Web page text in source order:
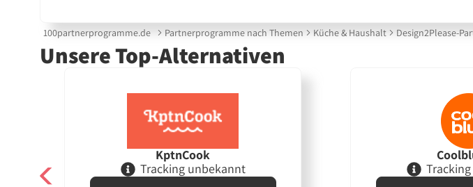
100partnerprogramme.de Partnerprogramme nach Themen Küche & Haushalt Design2Please-
Unsere Top-Alternativen
KptnCook
Tracking unbekannt